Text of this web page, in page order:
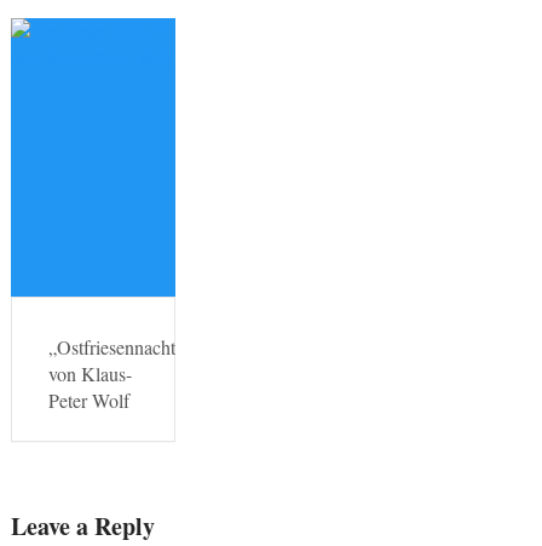
„Ostfriesennacht“
von Klaus-
Peter Wolf
Leave a Reply